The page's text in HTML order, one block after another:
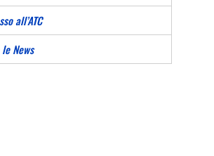
all’ATC
News